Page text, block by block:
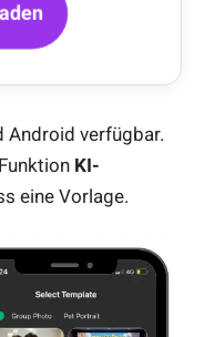
Android verfügbar.
KI-
eine Vorlage.